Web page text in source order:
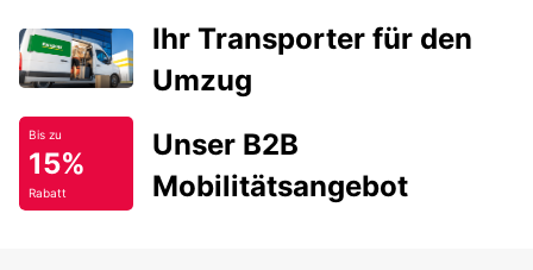
Ihr Transporter für den
Umzug
Bis zu
15%
Rabatt
Unser B2B
Mobilitätsangebot